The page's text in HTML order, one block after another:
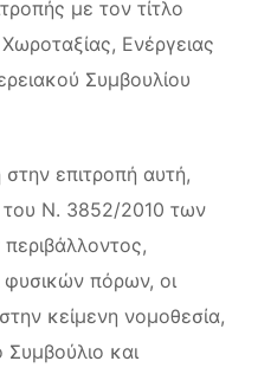
με τον τίτλο
Ενέργειας
Συμβουλίου
στην επιτροπή αυτή,
του Ν. 3852/2010 των
φυσικών πόρων, οι
κείμενη νομοθεσία,
και